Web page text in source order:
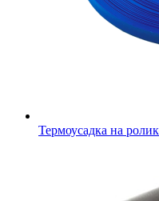
Термоусадка на